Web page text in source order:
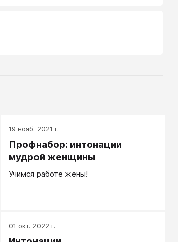
19 нояб. 2021 г.
Профнабор: интонации
мудрой женщины
Учимся работе жены!
01 окт. 2022 г.